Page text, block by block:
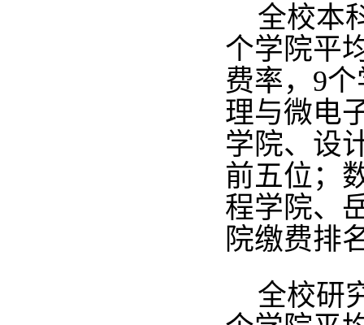
全校本
个学院平
费率，9
理与微电
学院、设
前五位；
程学院、
院缴费排
全校研